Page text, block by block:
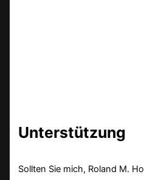
Unterstützung
Sollten Sie mich, Roland M.